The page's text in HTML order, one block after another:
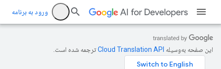
ورود به برنامه
این صفحه به‌وسیله ترجمه شده است.